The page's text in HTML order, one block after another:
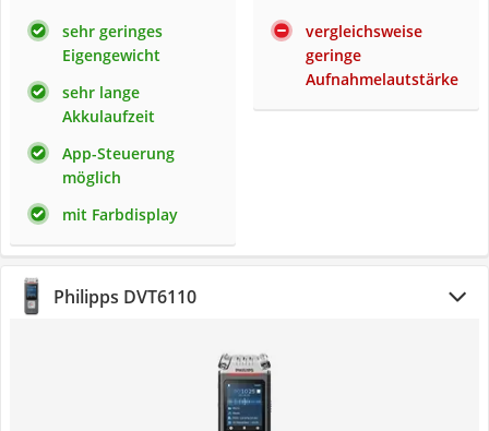
sehr geringes
Eigengewicht
sehr lange
Akkulaufzeit
App-Steuerung
möglich
mit Farbdisplay
vergleichsweise
geringe
Aufnahmelautstärke
Philipps DVT6110